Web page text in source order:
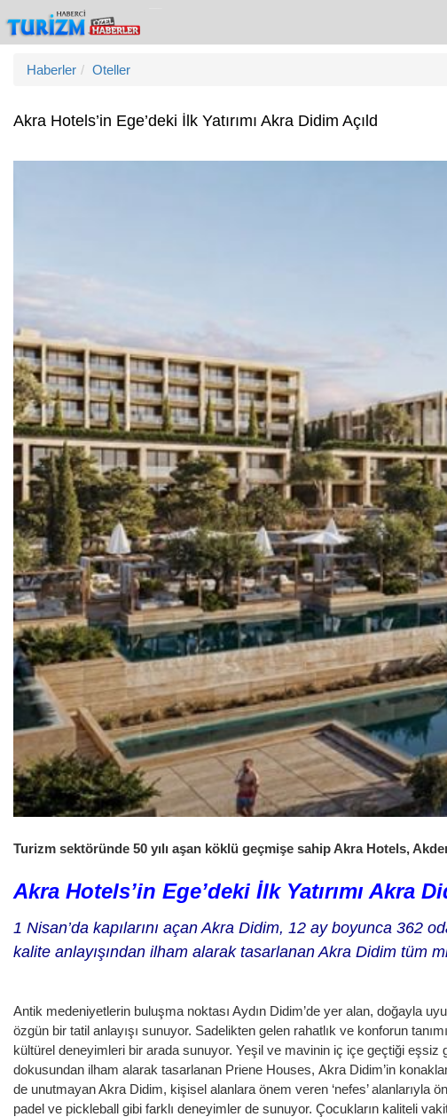
Haberler Oteller
Akra Hotels’in Ege’deki İlk Yatırımı Akra Didim Açıld
Turizm sektöründe 50 yılı aşan köklü geçmişe sahip Akra Hotels,
Akra Hotels’in Ege’deki İlk Yatırımı Akra
1 Nisan’da kapılarını açan Akra Didim, 12 ay boyunca 362
kalite anlayışından ilham alarak tasarlanan Akra Didim tüm
Antik medeniyetlerin buluşma noktası Aydın Didim’de yer alan, doğayla
özgün bir tatil anlayışı sunuyor. Sadelikten gelen rahatlık ve konforun
kültürel deneyimleri bir arada sunuyor. Yeşil ve mavinin iç içe geçtiği
dokusundan ilham alarak tasarlanan Priene Houses, Akra Didim’in
de unutmayan Akra Didim, kişisel alanlara önem veren ‘nefes’ alanlarıyla
padel ve pickleball gibi farklı deneyimler de sunuyor. Çocukların kaliteli